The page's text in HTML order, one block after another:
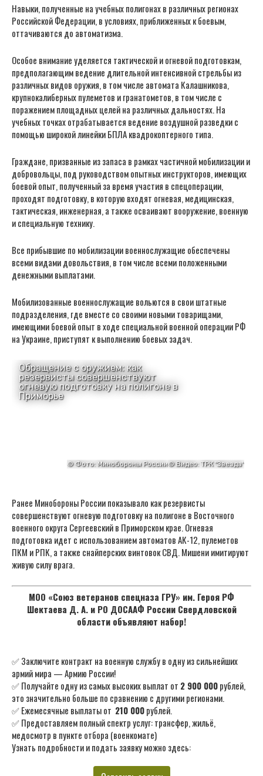
Навыки, полученные на учебных полигонах в различных регионах
Российской Федерации, в условиях, приближенных к боевым,
оттачиваются до автоматизма.
Особое внимание уделяется тактической и огневой подготовкам,
предполагающим ведение длительной интенсивной стрельбы из
различных видов оружия, в том числе автомата Калашникова,
крупнокалиберных пулеметов и гранатометов, в том числе с
поражением площадных целей на различных дальностях. На
учебных точках отрабатывается ведение воздушной разведки с
помощью широкой линейки БПЛА квадрокоптерного типа.
Граждане, призванные из запаса в рамках частичной мобилизации и
добровольцы, под руководством опытных инструкторов, имеющих
боевой опыт, полученный за время участия в спецоперации,
проходят подготовку, в которую входят огневая, медицинская,
тактическая, инженерная, а также осваивают вооружение, военную
и специальную технику.
Все прибывшие по мобилизации военнослужащие обеспечены
всеми видами довольствия, в том числе всеми положенными
денежными выплатами.
Мобилизованные военнослужащие вольются в свои штатные
подразделения, где вместе со своими новыми товарищами,
имеющими боевой опыт в ходе специальной военной операции РФ
на Украине, приступят к выполнению боевых задач.
Ранее Минобороны России показывало как резервисты
совершенствуют огневую подготовку на полигоне в Восточного
военного округа Сергеевский в Приморском крае. Огневая
подготовка идет с использованием автоматов АК-12, пулеметов
ПКМ и РПК, а также снайперских винтовок СВД. Мишени имитируют
живую силу врага.
МОО «Союз ветеранов спецназа ГРУ» им. Героя РФ
Шектаева Д. А. и РО ДОСААФ России Свердловской
области объявляют набор!
✅ Заключите контракт на военную службу в одну из сильнейших
армий мира — Армию России!
✅ Получайте одну из самых высоких выплат от 2 900 000рублей,
это значительно больше по сравнению с другими регионами.
✅ Ежемесячные выплаты от 210 000рублей.
✅ Предоставляем полный спектр услуг: трансфер, жильё,
медосмотр в пункте отбора (военкомате)
Узнать подробности и подать заявку можно здесь: